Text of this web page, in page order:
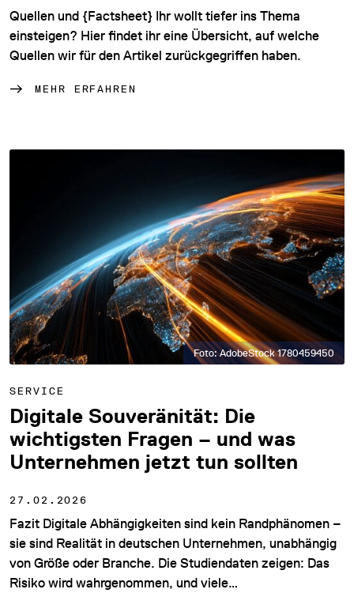
Quellen und {Factsheet} Ihr wollt tiefer ins Thema
einsteigen? Hier findet ihr eine Übersicht, auf welche
Quellen wir für den Artikel zurückgegriffen haben.
MEHR ERFAHREN
Foto: AdobeStock 1780459450
SERVICE
Digitale Souveränität: Die
wichtigsten Fragen – und was
Unternehmen jetzt tun sollten
27.02.2026
Fazit Digitale Abhängigkeiten sind kein Randphänomen –
sie sind Realität in deutschen Unternehmen, unabhängig
von Größe oder Branche. Die Studiendaten zeigen: Das
Risiko wird wahrgenommen, und viele…